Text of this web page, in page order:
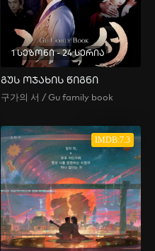
1 სეზონი - 24 სერია
გუს ოჯახის წიგნი
구가의 서 / Gu family book
IMDB:7.3